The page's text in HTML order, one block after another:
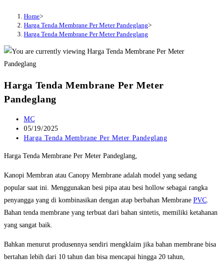
Home>
Harga Tenda Membrane Per Meter Pandeglang>
Harga Tenda Membrane Per Meter Pandeglang
Harga Tenda Membrane Per Meter
Pandeglang
Post
author:
MC
Post
published:
05/19/2025
Post
Harga Tenda Membrane Per Meter Pandeglang
Harga Tenda Membrane Per Meter Pandeglang,
Kanopi Membran atau Canopy Membrane adalah model yang sedang
popular saat ini. Menggunakan besi pipa atau besi hollow sebagai rangka
penyangga yang di kombinasikan dengan atap berbahan Membrane PVC.
Bahan tenda membrane yang terbuat dari bahan sintetis, memiliki ketahanan
yang sangat baik.
Bahkan menurut produsennya sendiri mengklaim jika bahan membrane bisa
bertahan lebih dari 10 tahun dan bisa mencapai hingga 20 tahun,